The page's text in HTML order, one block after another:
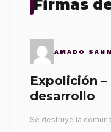
Firmas
AMADO
Expolición
desarrollo
Se destruye la